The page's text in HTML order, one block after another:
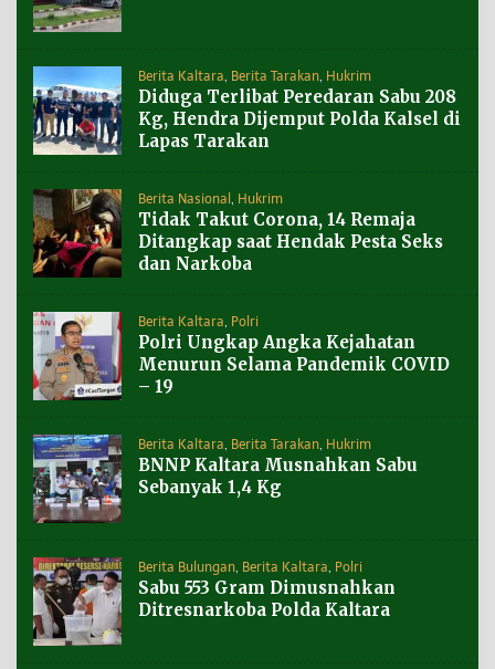
Berita Kaltara Berita Tarakan Hukrim
Diduga Terlibat Peredaran Sabu 208
Kg, Hendra Dijemput Polda Kalsel di
Lapas Tarakan
Berita Nasional Hukrim
Tidak Takut Corona, 14 Remaja
Ditangkap saat Hendak Pesta Seks
dan Narkoba
Berita Kaltara Polri
Polri Ungkap Angka Kejahatan
Menurun Selama Pandemik COVID
– 19
Berita Kaltara Berita Tarakan Hukrim
BNNP Kaltara Musnahkan Sabu
Sebanyak 1,4 Kg
Berita Bulungan Berita Kaltara Polri
Sabu 553 Gram Dimusnahkan
Ditresnarkoba Polda Kaltara